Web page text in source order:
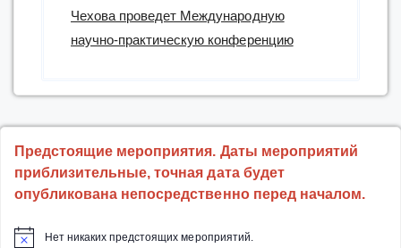
Чехова проведет Международную
научно-практическую конференцию
Предстоящие мероприятия. Даты мероприятий
приблизительные, точная дата будет
опубликована непосредственно перед началом.
Нет никаких предстоящих мероприятий.